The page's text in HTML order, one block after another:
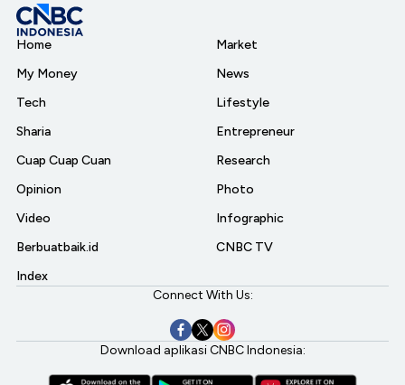
Home
My Money
Tech
Sharia
Cuap Cuap Cuan
Opinion
Video
Berbuatbaik.id
Index
Market
News
Lifestyle
Entrepreneur
Research
Photo
Infographic
CNBC TV
Connect With Us:
Download aplikasi CNBC Indonesia: